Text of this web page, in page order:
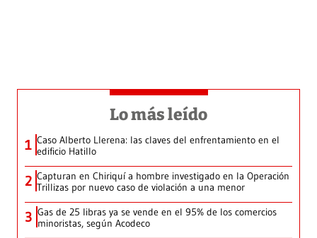
Lo más leído
1 Caso Alberto Llerena: las claves del enfrentamiento en el
edificio Hatillo
2 Capturan en Chiriquí a hombre investigado en la Operación
Trillizas por nuevo caso de violación a una menor
3 Gas de 25 libras ya se vende en el 95% de los comercios
minoristas, según Acodeco